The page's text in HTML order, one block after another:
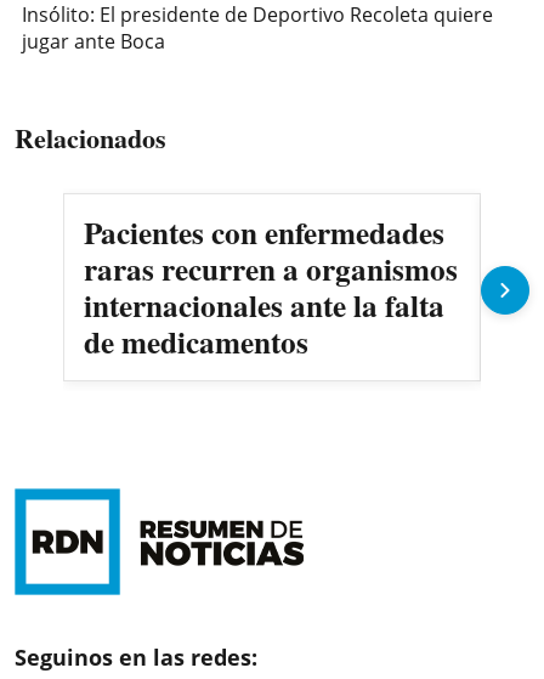
Insólito: El presidente de Deportivo Recoleta quiere
jugar ante Boca
Relacionados
Pacientes con enfermedades
raras recurren a organismos
internacionales ante la falta
de medicamentos
en
Seguinos en las redes: